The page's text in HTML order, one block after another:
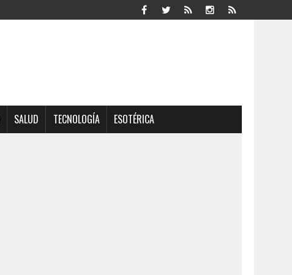
SALUD TECNOLOGÍA ESOTÉRICA